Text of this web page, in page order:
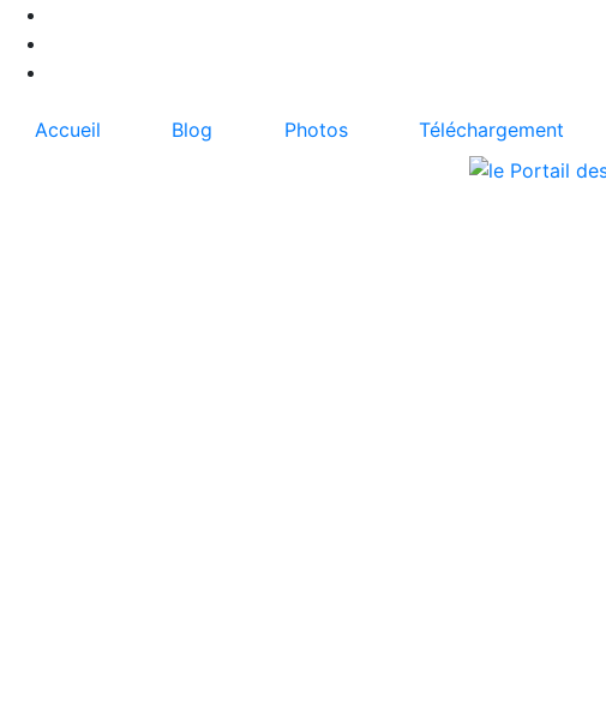
Accueil Blog Photos Téléchargement